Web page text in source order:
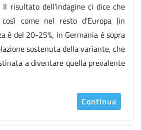
risultato dell’indagine ci dice che
come nel resto d’Europa (in
è del 20-25%, in Germania è sopra
sostenuta della variante, che
a diventare quella prevalente
Continua